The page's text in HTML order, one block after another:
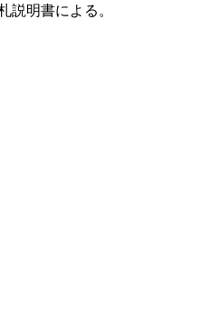
説明書による。